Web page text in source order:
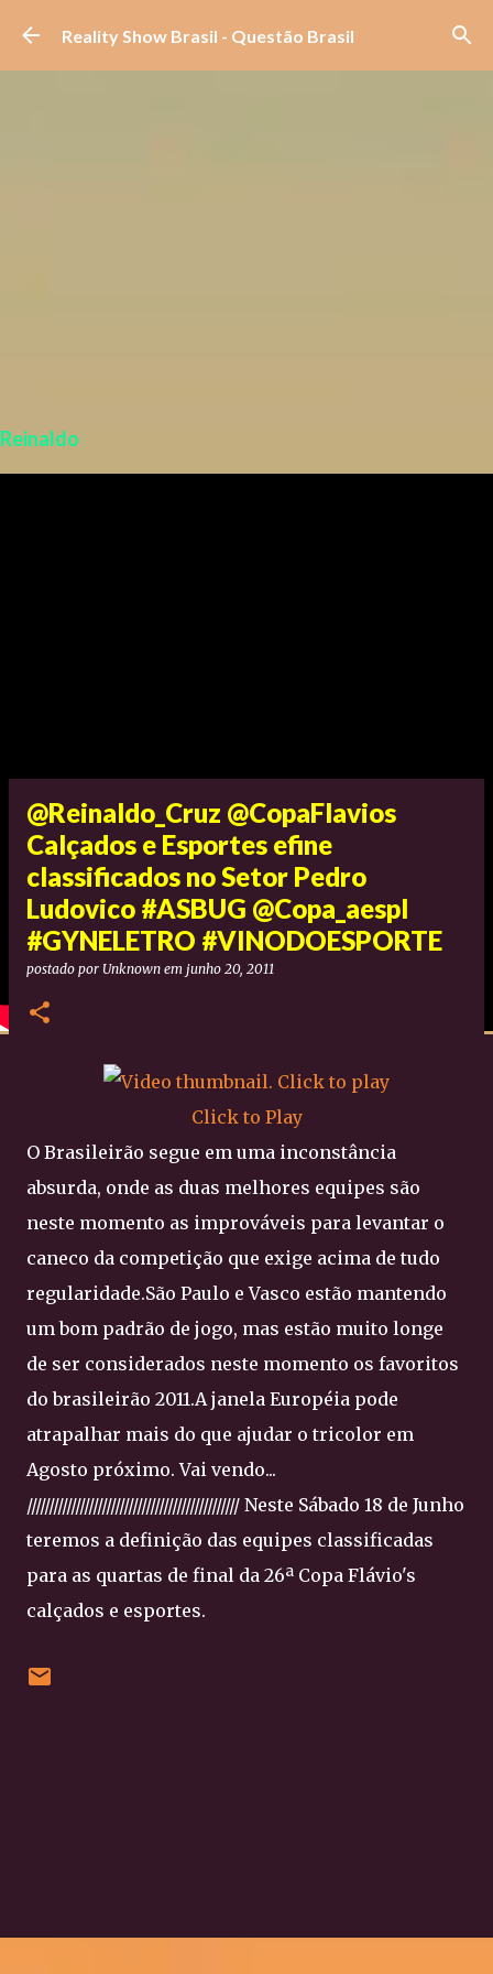
Pular para o conteúdo principal
Reality Show Brasil - Questão Brasil
Reinaldo
@Reinaldo_Cruz @CopaFlavios
Calçados e Esportes efine
classificados no Setor Pedro
Ludovico #ASBUG @Copa_aespl
#GYNELETRO #VINODOESPORTE
postado por Unknown em junho 20, 2011
Click to Play
O Brasileirão segue em uma inconstância
absurda, onde as duas melhores equipes são
neste momento as improváveis para levantar o
caneco da competição que exige acima de tudo
regularidade.São Paulo e Vasco estão mantendo
um bom padrão de jogo, mas estão muito longe
de ser considerados neste momento os favoritos
do brasileirão 2011.A janela Européia pode
atrapalhar mais do que ajudar o tricolor em
Agosto próximo. Vai vendo...
//////////////////////////////////////////////// Neste Sábado 18 de Junho
teremos a definição das equipes classificadas
para as quartas de final da 26ª Copa Flávio's
calçados e esportes.